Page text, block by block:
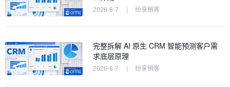
2026-8-7 | 纷享销客
完整拆解 AI 原生 CRM 智能预测客户需
求底层原理
2026-8-7 | 纷享销客